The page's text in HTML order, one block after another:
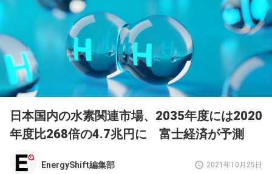
日本国内の水素関連市場、2035年度には2020
年度比268倍の4.7兆円に 富士経済が予測
EnergyShift編集部 2021年10月25日